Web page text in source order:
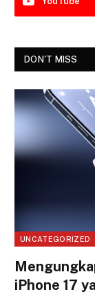
DON'T MISS
UNCATEGORIZED
iPhone 17